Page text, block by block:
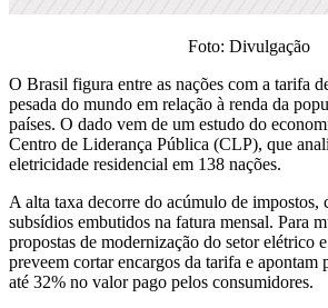
Foto: Divulgação
O Brasil figura entre as nações com a tarifa
pesada do mundo em relação à renda da
países. O dado vem de um estudo do
Centro de Liderança Pública (CLP), que
eletricidade residencial em 138 nações.
A alta taxa decorre do acúmulo de impostos,
subsídios embutidos na fatura mensal. Para
propostas de modernização do setor elétrico
preveem cortar encargos da tarifa e apontam
até 32% no valor pago pelos consumidores.